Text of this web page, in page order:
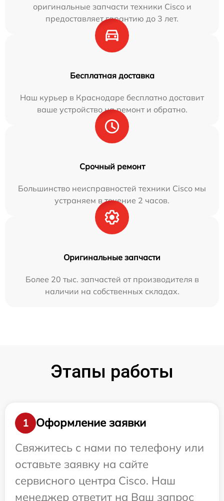
оригинальные запчасти техники Cisco и
предоставляет гарантию до 3 лет.
Бесплатная доставка
Наш курьер в Краснодаре бесплатно доставит
ваше устройство на ремонт и обратно.
Срочный ремонт
Большинство неисправностей техники Cisco мы
устраняем в течение 2 часов.
Оригинальные запчасти
Более 20 тыс. запчастей от производителя в
наличии на собственных складах.
Этапы работы
1
Оформление заявки
Свяжитесь с нами по телефону или
оставьте заявку на сайте
сервисного центра Cisco. Наш
менеджер ответит на Ваш запрос